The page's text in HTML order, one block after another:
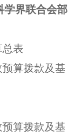
学界联合会部
表
算拨款及基
算拨款及基